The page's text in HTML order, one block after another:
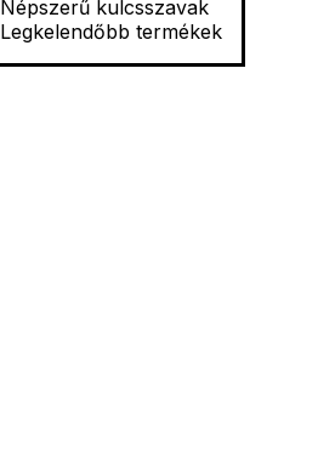
Népszerű kulcsszavak
Legkelendőbb termékek